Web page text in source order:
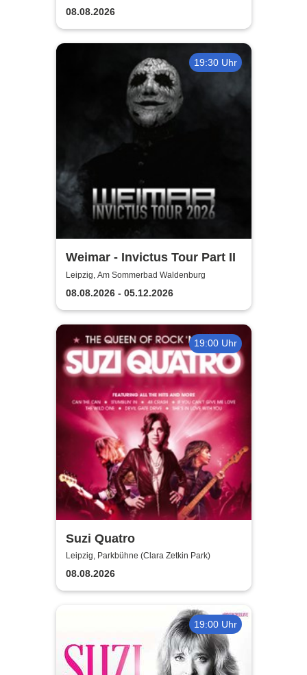
08.08.2026
19:30 Uhr
Weimar - Invictus Tour Part II
Leipzig, Am Sommerbad Waldenburg
08.08.2026 - 05.12.2026
19:00 Uhr
Suzi Quatro
Leipzig, Parkbühne (Clara Zetkin Park)
08.08.2026
19:00 Uhr